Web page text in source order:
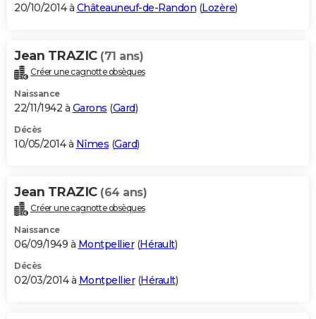
20/10/2014 à Châteauneuf-de-Randon (Lozère)
Jean TRAZIC (71 ans)
Créer une cagnotte obsèques
Naissance
22/11/1942 à Garons (Gard)
Décès
10/05/2014 à Nîmes (Gard)
Jean TRAZIC (64 ans)
Créer une cagnotte obsèques
Naissance
06/09/1949 à Montpellier(Hérault)
Décès
02/03/2014 à Montpellier(Hérault)